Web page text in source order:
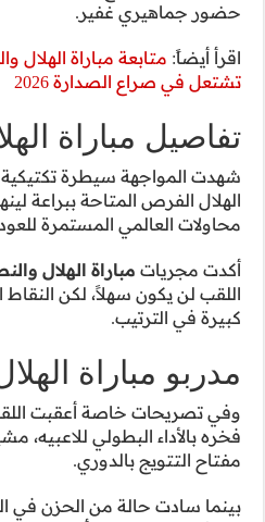
مباشر: قمة الرياض
حيث استغل
لصالحه رغم
أن الصراع على
الأزرق أريحية
مدرب الهلال عن
أن حسم الديربي هو
النصراوي، حيث